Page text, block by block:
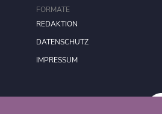
FORMATE
REDAKTION
DATENSCHUTZ
IMPRESSUM